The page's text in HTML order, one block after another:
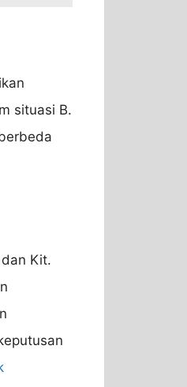
situasi B.
Kit.